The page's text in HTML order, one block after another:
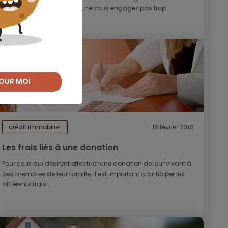
un prêt pour le concrétiser, ne vous engagez pas trop
rapidement. En effet,...
crédit immobilier 16 février 2018
Les frais liés à une donation
Pour ceux qui désirent effectuer une donation de leur vivant à
des membres de leur famille, il est important d’anticiper les
différents frais...
MOI